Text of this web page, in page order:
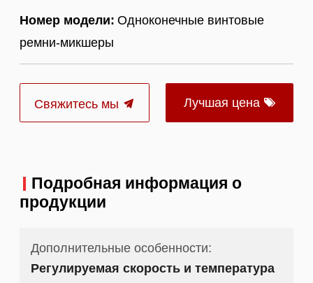
Номер модели: Одноконечные винтовые
ремни-микшеры
Свяжитесь мы Лучшая цена
Подробная информация о
продукции
Дополнительные особенности:
Регулируемая скорость и температура